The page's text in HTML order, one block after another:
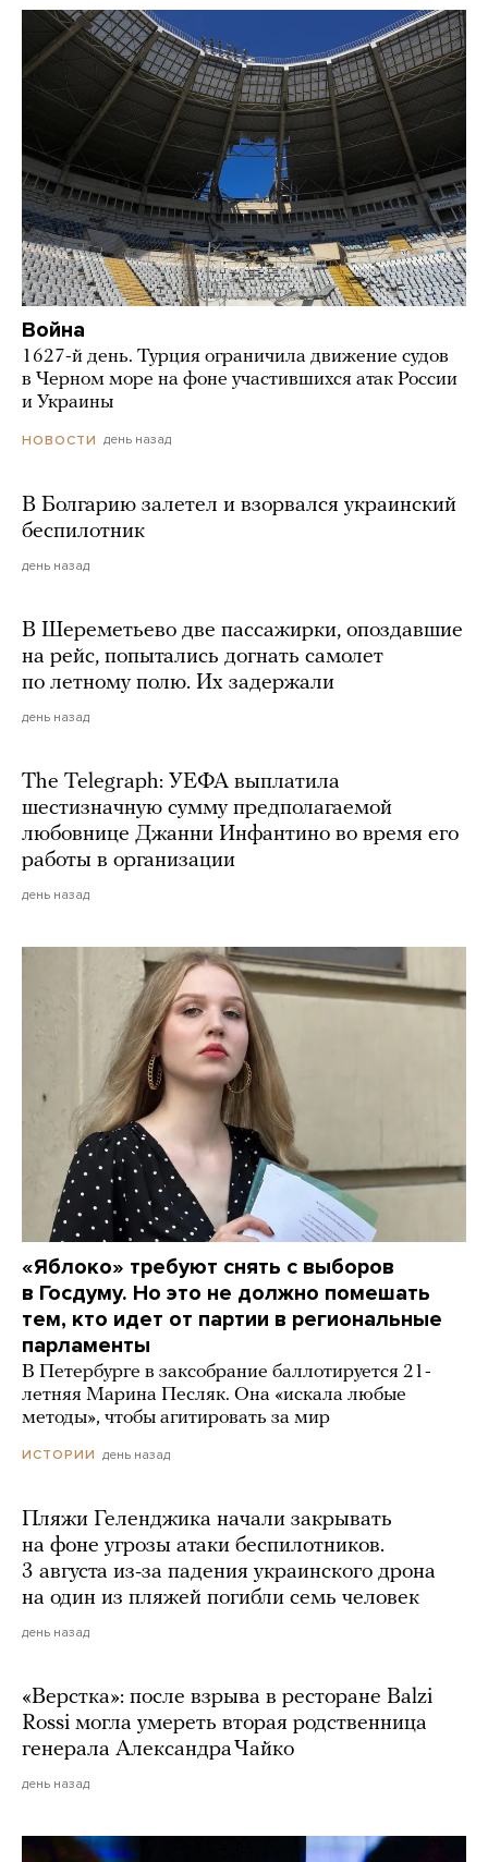
Война
1627-й день. Турция ограничила движение судов
в Черном море на фоне участившихся атак России
и Украины
НОВОСТИ день назад
В Болгарию залетел и взорвался украинский
беспилотник
день назад
В Шереметьево две пассажирки, опоздавшие
на рейс, попытались догнать самолет
по летному полю. Их задержали
день назад
The Telegraph: УЕФА выплатила
шестизначную сумму предполагаемой
любовнице Джанни Инфантино во время его
работы в организации
день назад
«Яблоко» требуют снять с выборов
в Госдуму. Но это не должно помешать
тем, кто идет от партии в региональные
парламенты
В Петербурге в заксобрание баллотируется 21-
летняя Марина Песляк. Она «искала любые
методы», чтобы агитировать за мир
ИСТОРИИ день назад
Пляжи Геленджика начали закрывать
на фоне угрозы атаки беспилотников.
3 августа из-за падения украинского дрона
на один из пляжей погибли семь человек
день назад
«Верстка»: после взрыва в ресторане Balzi
Rossi могла умереть вторая родственница
генерала Александра Чайко
день назад